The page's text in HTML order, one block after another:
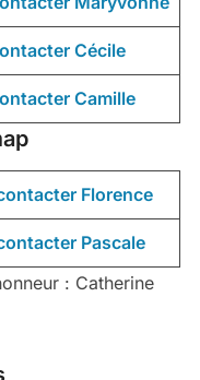
Cécile
Camille
Florence
Pascale
: Catherine